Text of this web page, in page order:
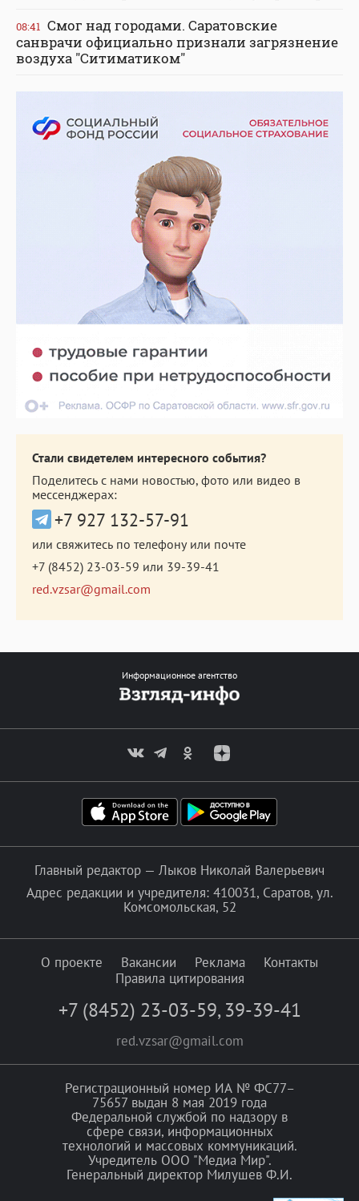
08:41 Смог над городами. Саратовские
санврачи официально признали загрязнение
воздуха "Ситиматиком"
Стали свидетелем интересного события?
Поделитесь с нами новостью, фото или видео в
мессенджерах:
+7 927 132-57-91
или свяжитесь по телефону или почте
+7 (8452) 23-03-59 или 39-39-41
red.vzsar@gmail.com
Информационное агентство
Главный редактор — Лыков Николай Валерьевич
Адрес редакции и учредителя: 410031, Саратов, ул.
Комсомольская, 52
О проекте Вакансии Реклама
Контакты
Правила цитирования
+7 (8452) 23-03-59, 39-39-41
red.vzsar@gmail.com
Регистрационный номер ИА № ФС77–
75657 выдан 8 мая 2019 года
Федеральной службой по надзору в
сфере связи, информационных
технологий и массовых коммуникаций.
Учредитель ООО "Медиа Мир".
Генеральный директор Милушев Ф.И.